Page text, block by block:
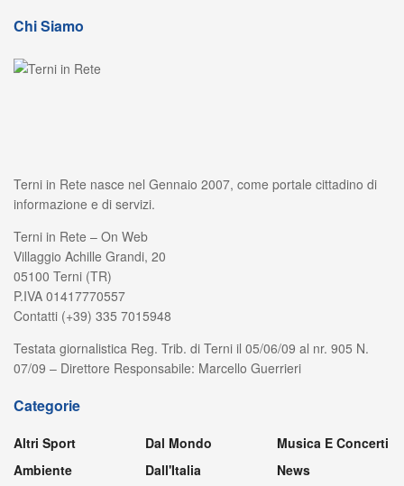
Chi Siamo
Terni in Rete nasce nel Gennaio 2007, come portale cittadino di
informazione e di servizi.
Terni in Rete – On Web
Villaggio Achille Grandi, 20
05100 Terni (TR)
P.IVA 01417770557
Contatti (+39) 335 7015948
Testata giornalistica Reg. Trib. di Terni il 05/06/09 al nr. 905 N.
07/09 – Direttore Responsabile: Marcello Guerrieri
Categorie
Altri Sport
Ambiente
Dal Mondo
Dall'Italia
Musica E Concerti
News